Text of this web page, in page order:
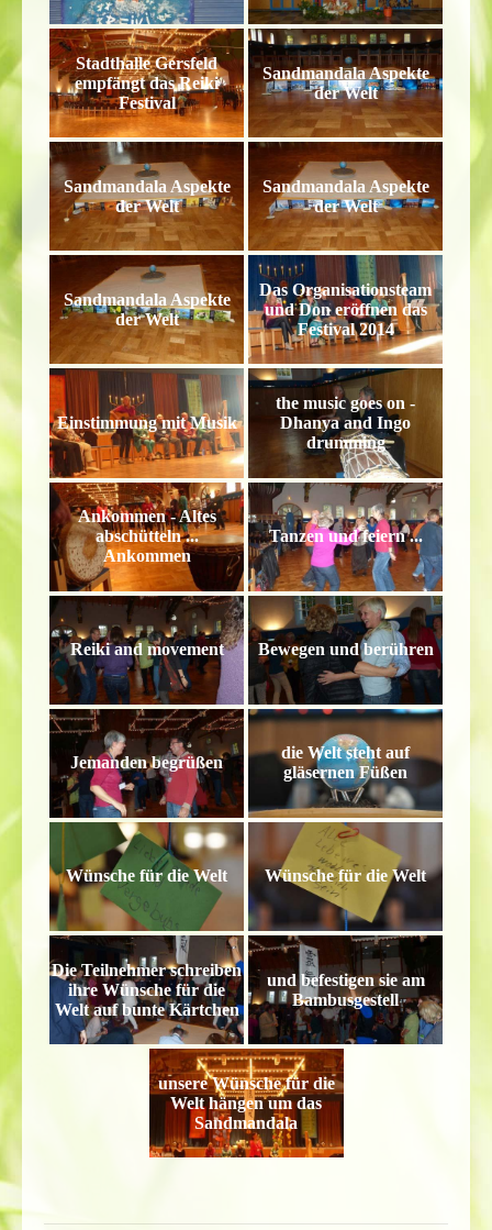
Stadthalle Gersfeld
empfängt das Reiki
Festival
Sandmandala Aspekte
der Welt
Sandmandala Aspekte
der Welt
Sandmandala Aspekte
der Welt
Sandmandala Aspekte
der Welt
Das Organisationsteam
und Don eröffnen das
Festival 2014
Einstimmung mit Musik
the music goes on -
Dhanya and Ingo
drumming
Ankommen - Altes
abschütteln ...
Ankommen
Tanzen und feiern ...
Reiki and movement Bewegen und berühren
Jemanden begrüßen
die Welt steht auf
gläsernen Füßen
Wünsche für die Welt Wünsche für die Welt
Die Teilnehmer schreiben
ihre Wünsche für die
Welt auf bunte Kärtchen
und befestigen sie am
Bambusgestell
unsere Wünsche für die
Welt hängen um das
Sandmandala